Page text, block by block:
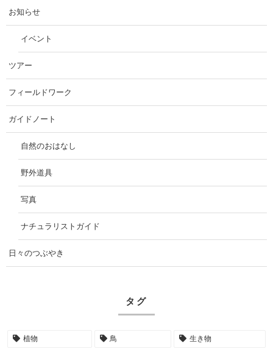
お知らせ
イベント
ツアー
フィールドワーク
ガイドノート
自然のおはなし
野外道具
写真
ナチュラリストガイド
日々のつぶやき
タグ
植物 鳥 生き物